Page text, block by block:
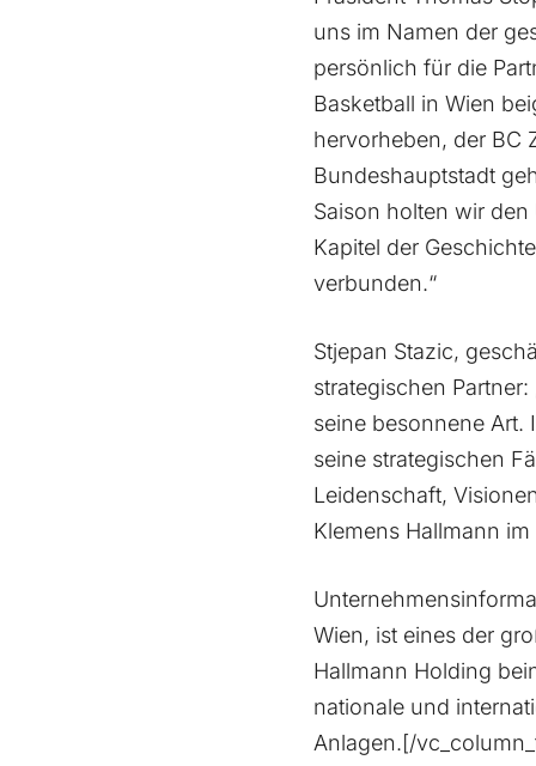
uns im Namen der
persönlich für die
Basketball in Wien
hervorheben, der BC
Bundeshauptstadt
Saison holten wir den
Kapitel der
verbunden.“
Stjepan Stazic,
strategischen
seine besonnene Art.
seine strategischen
Leidenschaft,
Klemens Hallmann
Wien, ist eines der
Hallmann Holding
nationale und
Anlagen.[/